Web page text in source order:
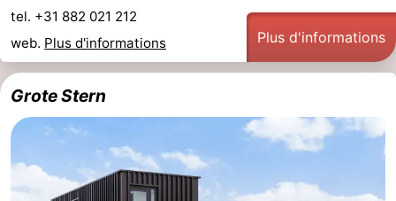
tel. +31 882 021 212
web. Plus d'informations Plus d'informations
Grote Stern